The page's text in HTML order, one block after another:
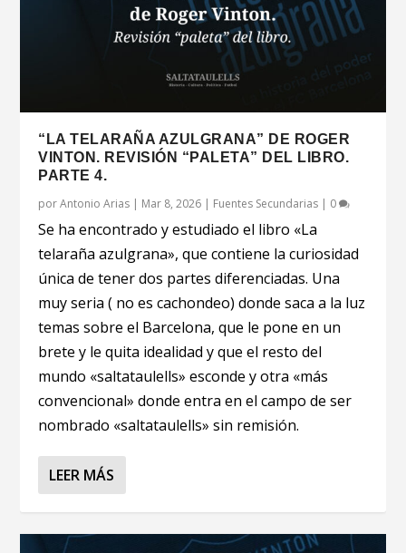
“LA TELARAÑA AZULGRANA” DE ROGER
VINTON. REVISIÓN “PALETA” DEL LIBRO.
PARTE 4.
porAntonio Arias | Mar 8, 2026 | Fuentes Secundarias | 0
Se ha encontrado y estudiado el libro «La
telaraña azulgrana», que contiene la curiosidad
única de tener dos partes diferenciadas. Una
muy seria ( no es cachondeo) donde saca a la luz
temas sobre el Barcelona, que le pone en un
brete y le quita idealidad y que el resto del
mundo «saltataulells» esconde y otra «más
convencional» donde entra en el campo de ser
nombrado «saltataulells» sin remisión.
LEER MÁS